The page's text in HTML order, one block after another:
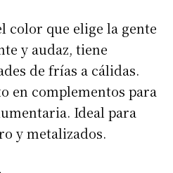
color que elige la gente
y audaz, tiene
de frías a cálidas.
en complementos para
Ideal para
y metalizados.